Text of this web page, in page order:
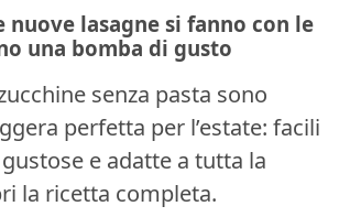
nuove lasagne si fanno con le
una bomba di gusto
senza pasta sono
perfetta per l’estate: facili
e adatte a tutta la
la ricetta completa.